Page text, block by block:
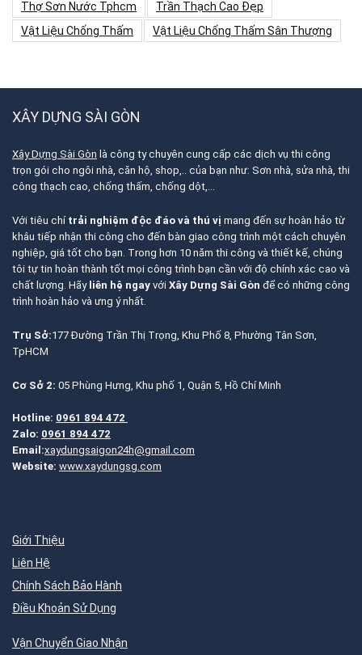
Thợ Sơn Nước Tphcm
Trần Thạch Cao Đẹp
Vật Liệu Chống Thấm
Vật Liệu Chống Thấm Sân Thượng
XÂY DỰNG SÀI GÒN
Xây Dựng Sài Gòn là công ty chuyên cung cấp các dịch vụ thi công
trọn gói cho ngôi nhà, căn hộ, shop,.. của bạn như: Sơn nhà, sửa nhà, thi
công thạch cao, chống thấm, chống dột,…
Với tiêu chí trải nghiệm độc đáo và thú vị mang đến sự hoàn hảo từ
khâu tiếp nhận thi công cho đến bàn giao công trình một cách chuyên
nghiệp, giá tốt cho bạn. Trong hơn 10 năm thi công và thiết kế, chúng
tôi tự tin hoàn thành tốt mọi công trình bạn cần với độ chính xác cao và
chất lượng. Hãy liên hệ ngay với Xây Dựng Sài Gòn để có những công
trình hoàn hảo và ưng ý nhất.
Trụ Sở:177 Đường Trần Thị Trọng, Khu Phố 8, Phường Tân Sơn,
TpHCM
Cơ Sở 2: 05 Phùng Hưng, Khu phố 1, Quận 5, Hồ Chí Minh
Hotline: 0961 894 472
Zalo: 0961 894 472
Email:xaydungsaigon24h@gmail.com
Website: www.xaydungsg.com
Giới Thiệu
Liên Hệ
Chính Sách Bảo Hành
Điều Khoản Sử Dụng
Vận Chuyển Giao Nhận